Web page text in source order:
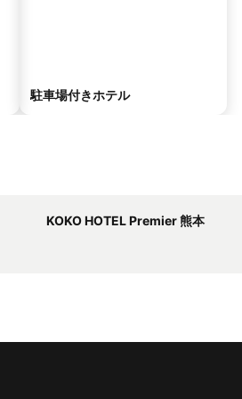
駐車場付きホテル
KOKO HOTEL Premier 熊本